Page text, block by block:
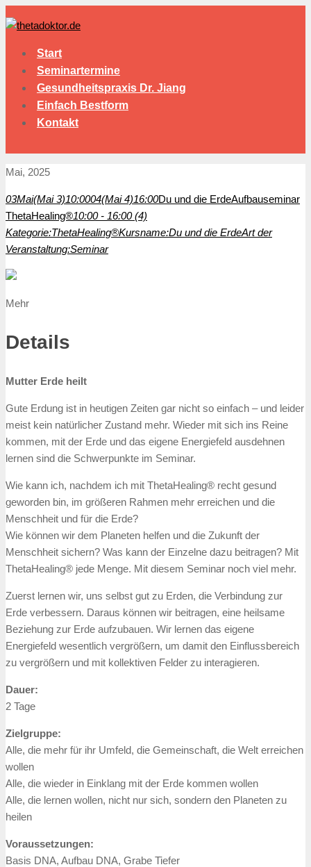
Start
Seminartermine
Gesundheitspraxis Dr. Jiang
Einfach Bestform
Kontakt
Mai, 2025
03Mai(Mai 3)10:0004(Mai 4)16:00Du und die ErdeAufbauseminar
ThetaHealing®10:00 - 16:00 (4)
Kategorie:ThetaHealing®Kursname:Du und die ErdeArt der
Veranstaltung:Seminar
Mehr
Details
Mutter Erde heilt
Gute Erdung ist in heutigen Zeiten gar nicht so einfach – und leider
meist kein natürlicher Zustand mehr. Wieder mit sich ins Reine
kommen, mit der Erde und das eigene Energiefeld ausdehnen
lernen sind die Schwerpunkte im Seminar.
Wie kann ich, nachdem ich mit ThetaHealing® recht gesund
geworden bin, im größeren Rahmen mehr erreichen und die
Menschheit und für die Erde?
Wie können wir dem Planeten helfen und die Zukunft der
Menschheit sichern? Was kann der Einzelne dazu beitragen? Mit
ThetaHealing® jede Menge. Mit diesem Seminar noch viel mehr.
Zuerst lernen wir, uns selbst gut zu Erden, die Verbindung zur
Erde verbessern. Daraus können wir beitragen, eine heilsame
Beziehung zur Erde aufzubauen. Wir lernen das eigene
Energiefeld wesentlich vergrößern, um damit den Einflussbereich
zu vergrößern und mit kollektiven Felder zu interagieren.
Dauer:
2 Tage
Zielgruppe:
Alle, die mehr für ihr Umfeld, die Gemeinschaft, die Welt erreichen
wollen
Alle, die wieder in Einklang mit der Erde kommen wollen
Alle, die lernen wollen, nicht nur sich, sondern den Planeten zu
heilen
Voraussetzungen:
Basis DNA, Aufbau DNA, Grabe Tiefer